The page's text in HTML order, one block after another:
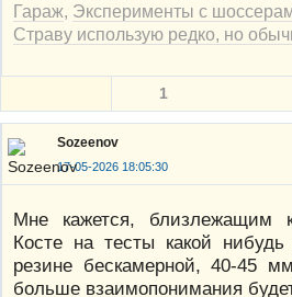
Гараж, Эксперименты с
Страву использую редко, но
1
Sozeenov
17-05-2026 18:05:30
Мне кажется, близлежащим
Косте на тесты какой
резине бескамерной, 40-45
больше взаимопонимания